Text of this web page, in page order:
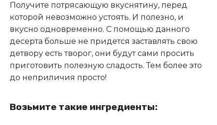
Получите потрясающую вкуснятину, перед
которой невозможно устоять. И полезно, и
вкусно одновременно. С помощью данного
десерта больше не придется заставлять свою
детвору есть творог, они будут сами просить
приготовить полезную сладость. Тем более это
до неприличия просто!
Возьмите такие ингредиенты: